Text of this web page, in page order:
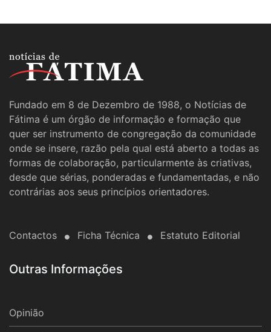
Fundado em 8 de Dezembro de 1988, o Notícias de
Fátima é um órgão de informação e formação que
quer ser instrumento de congregação da comunidade
onde se insere, razão pela qual está aberto a todas as
formas de colaboração, particularmente às criativas,
desde que sérias, ponderadas e fundamentadas, e não
contrárias aos seus princípios orientadores.
Contactos Ficha Técnica Estatuto Editorial
Outras Informações
Opinião